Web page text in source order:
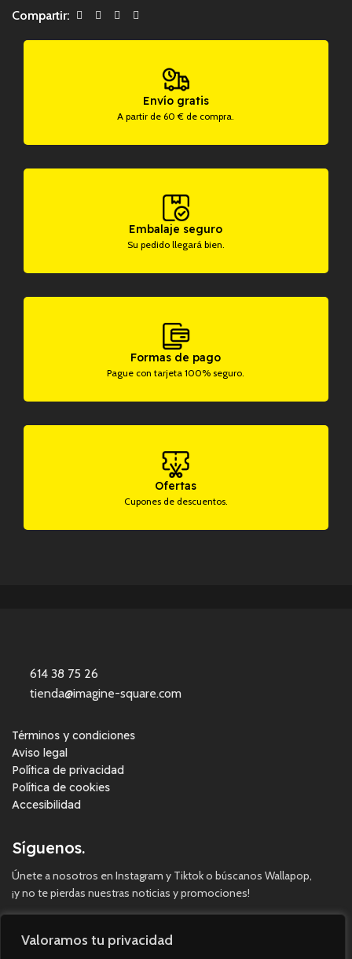
Valoramos tu privacidad
Compartir:
Envío gratis
A partir de 60 € de compra.
Embalaje seguro
Su pedido llegará bien.
Formas de pago
Pague con tarjeta 100% seguro.
Ofertas
Cupones de descuentos.
614 38 75 26
tienda@imagine-square.com
Términos y condiciones
Aviso legal
Política de privacidad
Política de cookies
Accesibilidad
Síguenos.
Únete a nosotros en Instagram y Tiktok o búscanos Wallapop,
¡y no te pierdas nuestras noticias y promociones!